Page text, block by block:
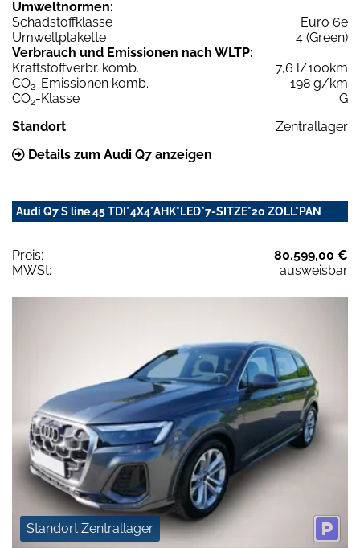
Umweltnormen:
Schadstoffklasse
Euro 6e
Umweltplakette
4 (Green)
Verbrauch und Emissionen nach WLTP:
Kraftstoffverbr. komb.
7,6 l/100km
CO2-Emissionen komb.
198 g/km
CO2-Klasse
G
Standort
Zentrallager
Details zum Audi Q7 anzeigen
Audi Q7 S line 45 TDI*4X4*AHK*LED*7-SITZE*20 ZOLL*PAN
Preis:
80.599,00 €
MWSt:
ausweisbar
Standort Zentrallager